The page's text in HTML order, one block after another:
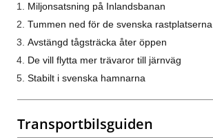
Miljonsatsning på Inlandsbanan
Tummen ned för de svenska rastplatserna
Avstängd tågsträcka åter öppen
De vill flytta mer trävaror till järnväg
Stabilt i svenska hamnarna
Transportbilsguiden